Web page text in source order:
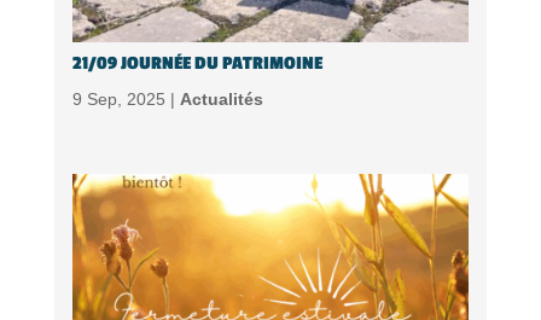
21/09 JOURNÉE DU PATRIMOINE
9 Sep, 2025 | Actualités